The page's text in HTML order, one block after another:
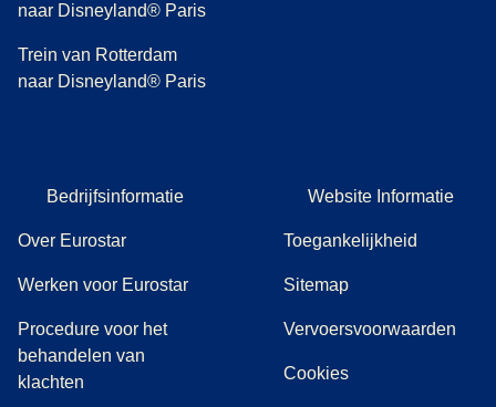
naar Disneyland® Paris
Trein van Rotterdam
naar Disneyland® Paris
Bedrijfsinformatie
Over Eurostar
Werken voor Eurostar
Procedure voor het
behandelen van
klachten
Website Informatie
Toegankelijkheid
Sitemap
Vervoersvoorwaarden
Cookies